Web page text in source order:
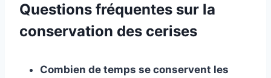
Questions fréquentes sur la
conservation des cerises
Combien de temps se conservent les